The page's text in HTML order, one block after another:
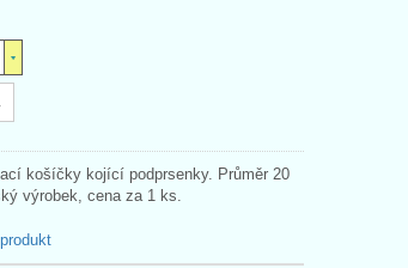
košíčky kojící podprsenky. Průměr 20
výrobek, cena za 1 ks.